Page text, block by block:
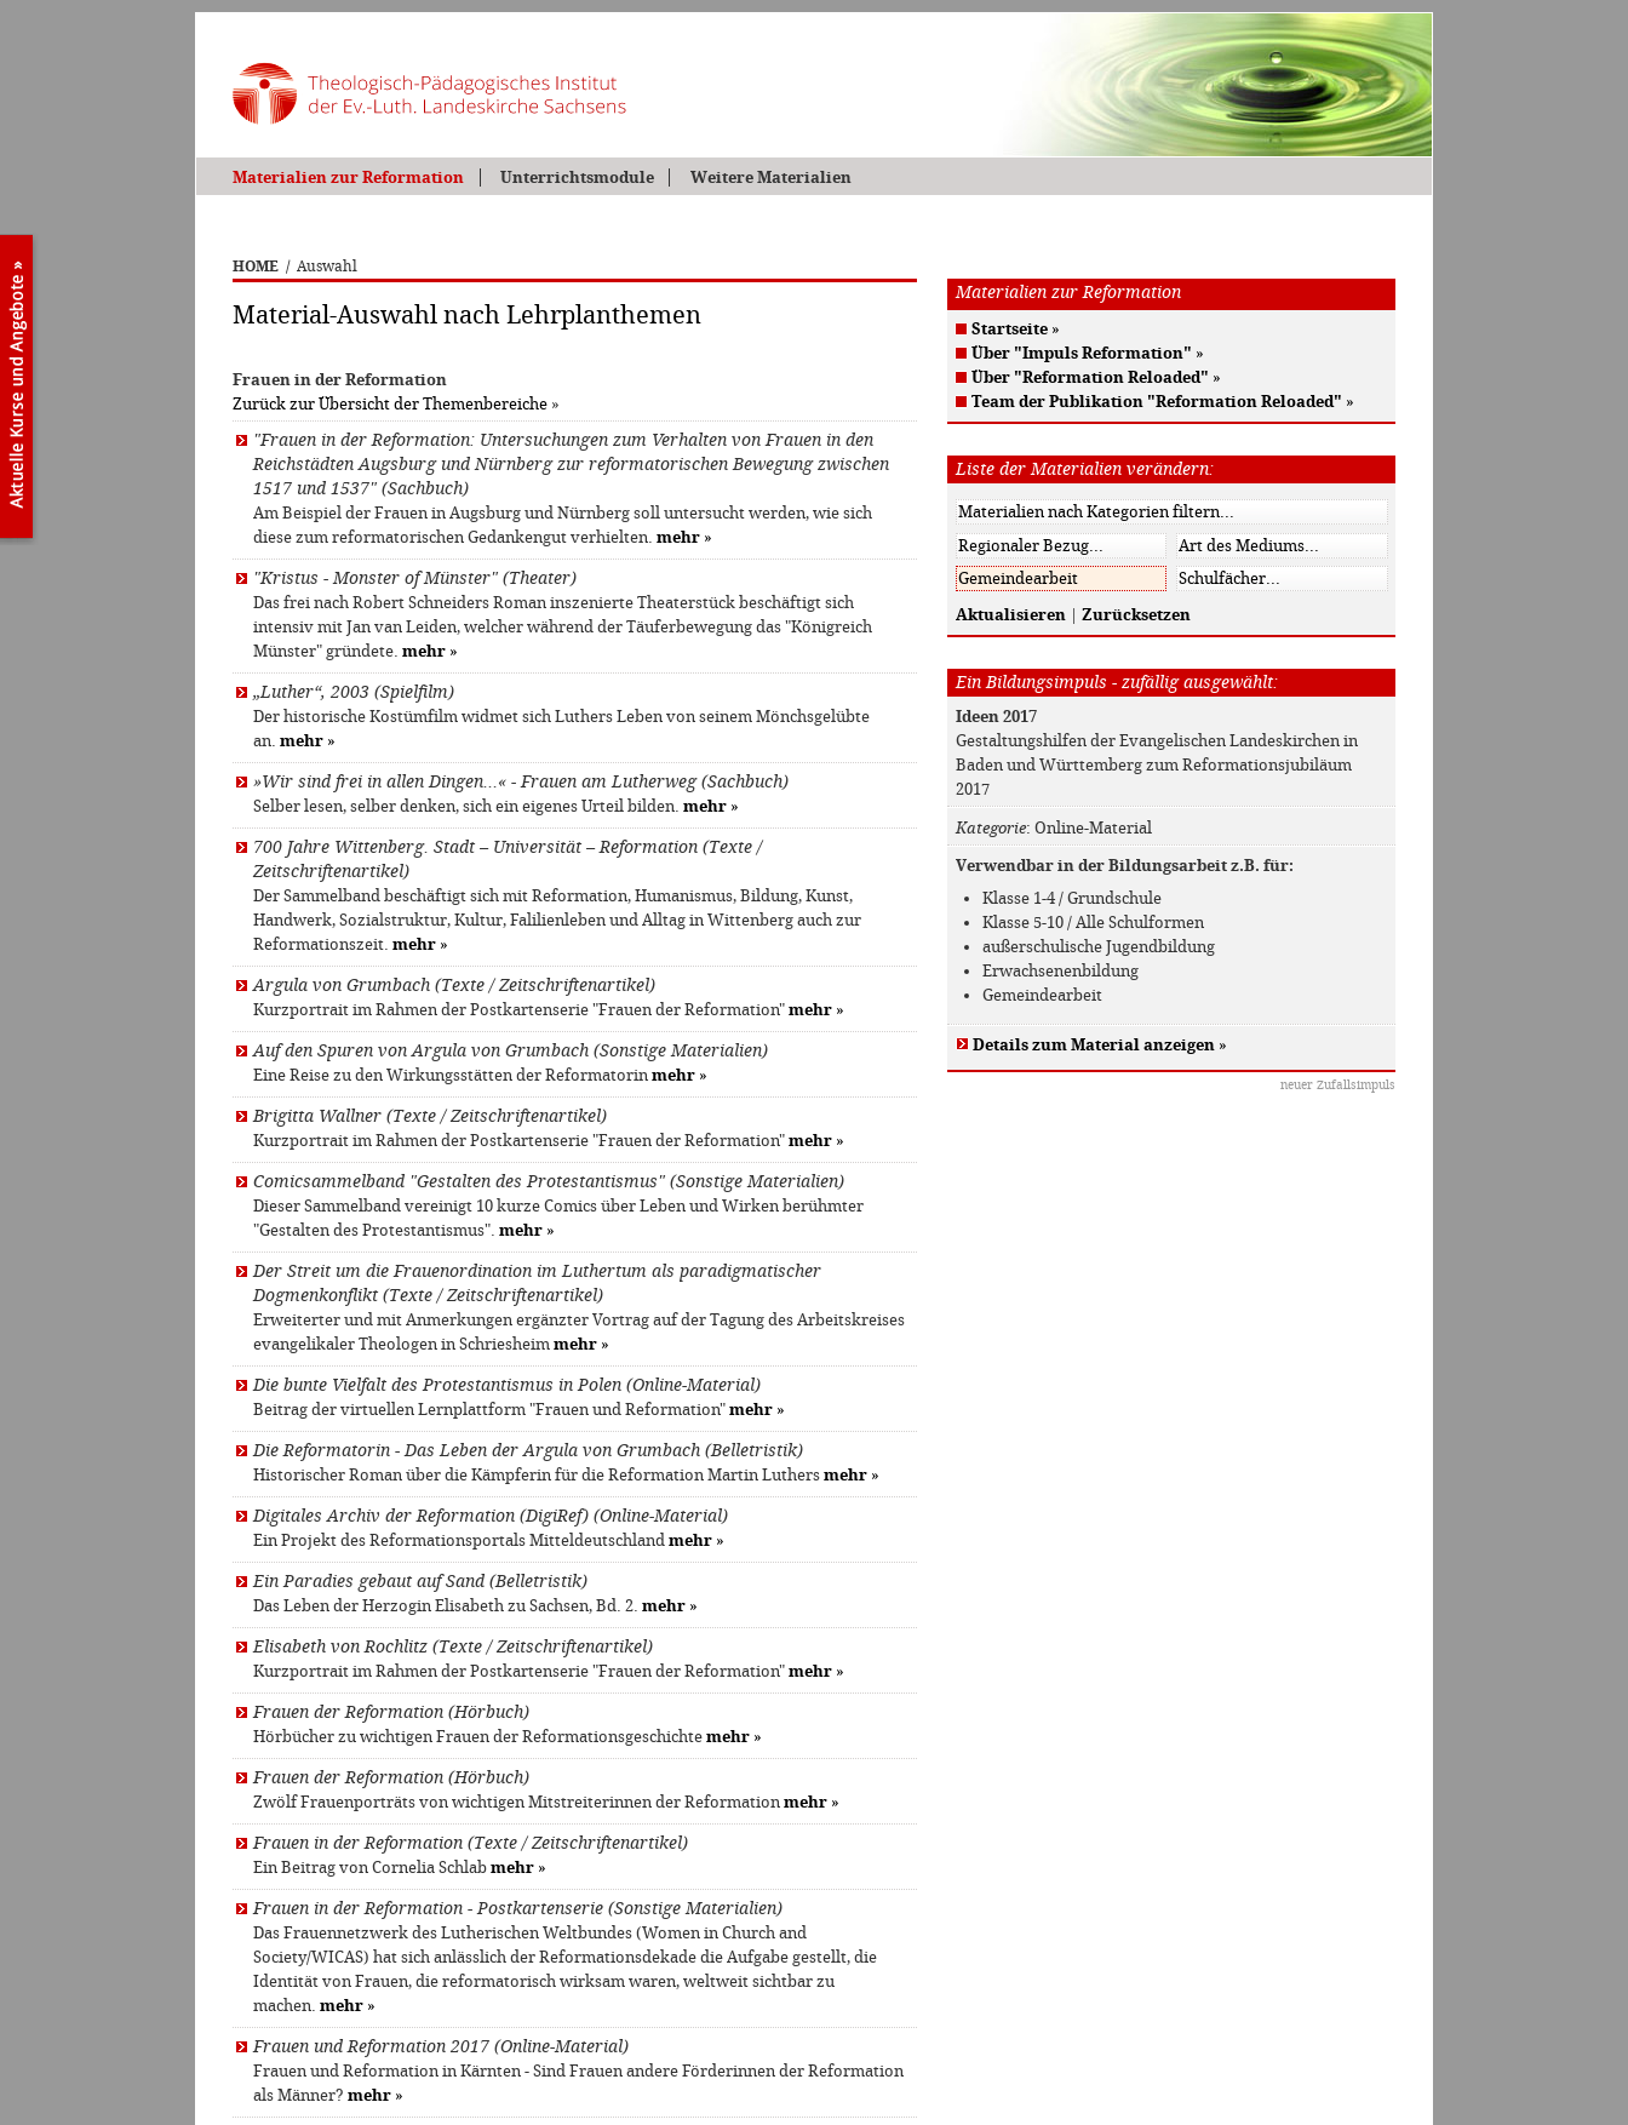
Materialien zur Reformation Unterrichtsmodule Weitere Materialien
HOME / Auswahl
Material-Auswahl nach Lehrplanthemen
Frauen in der Reformation
Zurück zur Übersicht der Themenbereiche »
"Frauen in der Reformation: Untersuchungen zum Verhalten von Frauen in den
Reichstädten Augsburg und Nürnberg zur reformatorischen Bewegung zwischen
1517 und 1537" (Sachbuch)
Am Beispiel der Frauen in Augsburg und Nürnberg soll untersucht werden, wie sich
diese zum reformatorischen Gedankengut verhielten. mehr »
"Kristus - Monster of Münster" (Theater)
Das frei nach Robert Schneiders Roman inszenierte Theaterstück beschäftigt sich
intensiv mit Jan van Leiden, welcher während der Täuferbewegung das "Königreich
Münster" gründete. mehr »
„Luther“, 2003 (Spielfilm)
Der historische Kostümfilm widmet sich Luthers Leben von seinem Mönchsgelübte
an. mehr »
»Wir sind frei in allen Dingen…« - Frauen am Lutherweg (Sachbuch)
Selber lesen, selber denken, sich ein eigenes Urteil bilden. mehr »
700 Jahre Wittenberg. Stadt – Universität – Reformation (Texte /
Zeitschriftenartikel)
Der Sammelband beschäftigt sich mit Reformation, Humanismus, Bildung, Kunst,
Handwerk, Sozialstruktur, Kultur, Falilienleben und Alltag in Wittenberg auch zur
Reformationszeit. mehr »
Argula von Grumbach (Texte / Zeitschriftenartikel)
Kurzportrait im Rahmen der Postkartenserie "Frauen der Reformation" mehr »
Auf den Spuren von Argula von Grumbach (Sonstige Materialien)
Eine Reise zu den Wirkungsstätten der Reformatorin mehr »
Brigitta Wallner (Texte / Zeitschriftenartikel)
Kurzportrait im Rahmen der Postkartenserie "Frauen der Reformation" mehr »
Comicsammelband "Gestalten des Protestantismus" (Sonstige Materialien)
Dieser Sammelband vereinigt 10 kurze Comics über Leben und Wirken berühmter
"Gestalten des Protestantismus". mehr »
Der Streit um die Frauenordination im Luthertum als paradigmatischer
Dogmenkonflikt (Texte / Zeitschriftenartikel)
Erweiterter und mit Anmerkungen ergänzter Vortrag auf der Tagung des Arbeitskreises
evangelikaler Theologen in Schriesheim mehr »
Die bunte Vielfalt des Protestantismus in Polen (Online-Material)
Beitrag der virtuellen Lernplattform "Frauen und Reformation" mehr »
Die Reformatorin - Das Leben der Argula von Grumbach (Belletristik)
Historischer Roman über die Kämpferin für die Reformation Martin Luthers mehr »
Digitales Archiv der Reformation (DigiRef) (Online-Material)
Ein Projekt des Reformationsportals Mitteldeutschland mehr »
Ein Paradies gebaut auf Sand (Belletristik)
Das Leben der Herzogin Elisabeth zu Sachsen, Bd. 2. mehr »
Elisabeth von Rochlitz (Texte / Zeitschriftenartikel)
Kurzportrait im Rahmen der Postkartenserie "Frauen der Reformation" mehr »
Frauen der Reformation (Hörbuch)
Hörbücher zu wichtigen Frauen der Reformationsgeschichte mehr »
Frauen der Reformation (Hörbuch)
Zwölf Frauenporträts von wichtigen Mitstreiterinnen der Reformation mehr »
Frauen in der Reformation (Texte / Zeitschriftenartikel)
Ein Beitrag von Cornelia Schlab mehr »
Frauen in der Reformation - Postkartenserie (Sonstige Materialien)
Das Frauennetzwerk des Lutherischen Weltbundes (Women in Church and
Society/WICAS) hat sich anlässlich der Reformationsdekade die Aufgabe gestellt, die
Identität von Frauen, die reformatorisch wirksam waren, weltweit sichtbar zu
machen. mehr »
Frauen und Reformation 2017 (Online-Material)
Frauen und Reformation in Kärnten - Sind Frauen andere Förderinnen der Reformation
als Männer? mehr »
Materialien zur Reformation
Startseite »
Über "Impuls Reformation" »
Über "Reformation Reloaded" »
Team der Publikation "Reformation Reloaded" »
Liste der Materialien verändern:
Aktualisieren Zurücksetzen
Ein Bildungsimpuls - zufällig ausgewählt:
Ideen 2017
Gestaltungshilfen der Evangelischen Landeskirchen in
Baden und Württemberg zum Reformationsjubiläum
2017
Kategorie: Online-Material
Verwendbar in der Bildungsarbeit z.B. für:
Klasse 1-4 / Grundschule
Klasse 5-10 / Alle Schulformen
außerschulische Jugendbildung
Erwachsenenbildung
Gemeindearbeit
Details zum Material anzeigen»
neuer Zufallsimpuls